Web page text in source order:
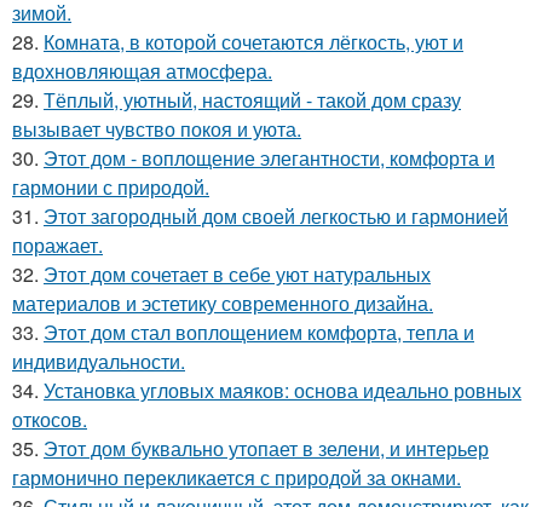
зимой.
28. Комната, в которой сочетаются лёгкость, уют и
вдохновляющая атмосфера.
29. Тёплый, уютный, настоящий - такой дом сразу
вызывает чувство покоя и уюта.
30. Этот дом - воплощение элегантности, комфорта и
гармонии с природой.
31. Этот загородный дом своей легкостью и гармонией
поражает.
32. Этот дом сочетает в себе уют натуральных
материалов и эстетику современного дизайна.
33. Этот дом стал воплощением комфорта, тепла и
индивидуальности.
34. Установка угловых маяков: основа идеально ровных
откосов.
35. Этот дом буквально утопает в зелени, и интерьер
гармонично перекликается с природой за окнами.